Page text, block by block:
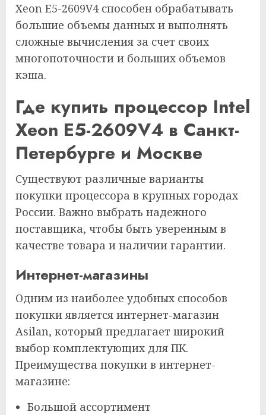
Xeon E5-2609V4 способен обрабатывать
большие объемы данных и выполнять
сложные вычисления за счет своих
многопоточности и больших объемов
кэша.
Где купить процессор Intel
Xeon E5-2609V4 в Санкт-
Петербурге и Москве
Существуют различные варианты
покупки процессора в крупных городах
России. Важно выбрать надежного
поставщика, чтобы быть уверенным в
качестве товара и наличии гарантии.
Интернет-магазины
Одним из наиболее удобных способов
покупки является интернет-магазин
Asilan, который предлагает широкий
выбор комплектующих для ПК.
Преимущества покупки в интернет-
магазине:
Большой ассортимент